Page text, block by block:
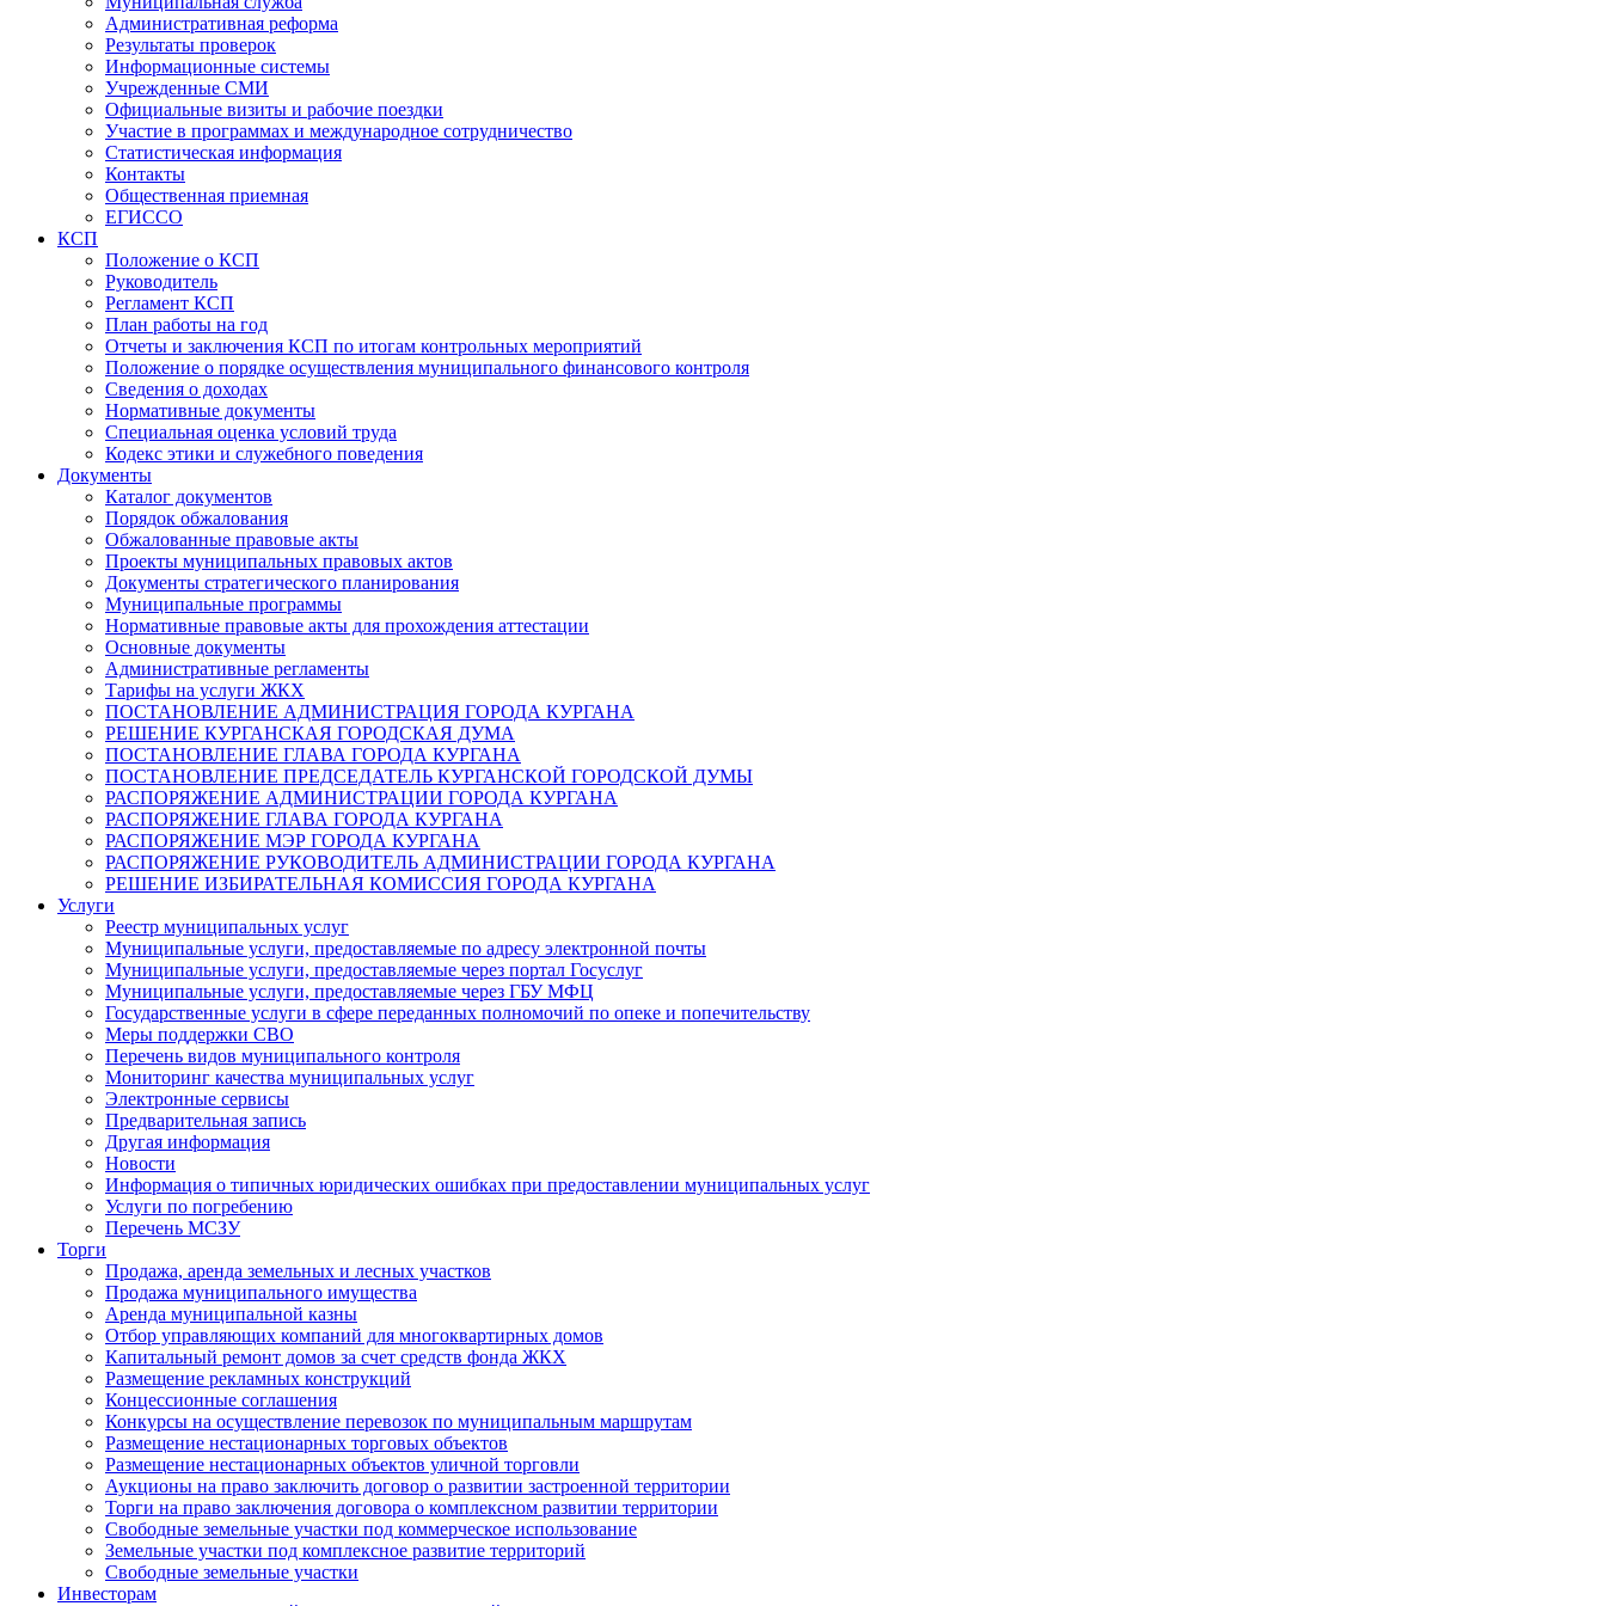
Административная реформа
Результаты проверок
Информационные системы
Учрежденные СМИ
Официальные визиты и рабочие поездки
Участие в программах и международное сотрудничество
Статистическая информация
Контакты
Общественная приемная
ЕГИССО
КСП
Положение о КСП
Руководитель
Регламент КСП
План работы на год
Отчеты и заключения КСП по итогам контрольных мероприятий
Положение о порядке осуществления муниципального финансового контроля
Сведения о доходах
Нормативные документы
Специальная оценка условий труда
Кодекс этики и служебного поведения
Документы
Каталог документов
Порядок обжалования
Обжалованные правовые акты
Проекты муниципальных правовых актов
Документы стратегического планирования
Муниципальные программы
Нормативные правовые акты для прохождения аттестации
Основные документы
Административные регламенты
Тарифы на услуги ЖКХ
ПОСТАНОВЛЕНИЕ АДМИНИСТРАЦИЯ ГОРОДА КУРГАНА
РЕШЕНИЕ КУРГАНСКАЯ ГОРОДСКАЯ ДУМА
ПОСТАНОВЛЕНИЕ ГЛАВА ГОРОДА КУРГАНА
ПОСТАНОВЛЕНИЕ ПРЕДСЕДАТЕЛЬ КУРГАНСКОЙ ГОРОДСКОЙ ДУМЫ
РАСПОРЯЖЕНИЕ АДМИНИСТРАЦИИ ГОРОДА КУРГАНА
РАСПОРЯЖЕНИЕ ГЛАВА ГОРОДА КУРГАНА
РАСПОРЯЖЕНИЕ МЭР ГОРОДА КУРГАНА
РАСПОРЯЖЕНИЕ РУКОВОДИТЕЛЬ АДМИНИСТРАЦИИ ГОРОДА КУРГАНА
РЕШЕНИЕ ИЗБИРАТЕЛЬНАЯ КОМИССИЯ ГОРОДА КУРГАНА
Услуги
Реестр муниципальных услуг
Муниципальные услуги, предоставляемые по адресу электронной почты
Муниципальные услуги, предоставляемые через портал Госуслуг
Муниципальные услуги, предоставляемые через ГБУ МФЦ
Государственные услуги в сфере переданных полномочий по опеке и попечительству
Меры поддержки СВО
Перечень видов муниципального контроля
Мониторинг качества муниципальных услуг
Электронные сервисы
Предварительная запись
Другая информация
Новости
Информация о типичных юридических ошибках при предоставлении муниципальных услуг
Услуги по погребению
Перечень МСЗУ
Торги
Продажа, аренда земельных и лесных участков
Продажа муниципального имущества
Аренда муниципальной казны
Отбор управляющих компаний для многоквартирных домов
Капитальный ремонт домов за счет средств фонда ЖКХ
Размещение рекламных конструкций
Концессионные соглашения
Конкурсы на осуществление перевозок по муниципальным маршрутам
Размещение нестационарных торговых объектов
Размещение нестационарных объектов уличной торговли
Аукционы на право заключить договор о развитии застроенной территории
Торги на право заключения договора о комплексном развитии территории
Свободные земельные участки под коммерческое использование
Земельные участки под комплексное развитие территорий
Свободные земельные участки
Инвесторам